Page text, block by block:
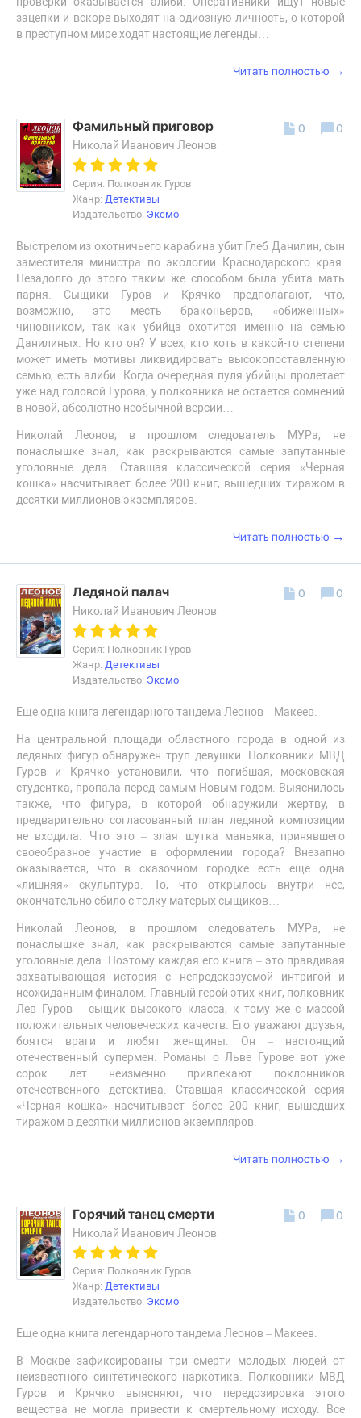
зацепки и вскоре выходят на одиозную личность, о которой
в преступном мире ходят настоящие легенды…
Читать полностью →
Фамильный приговор
Николай Иванович Леонов
Серия: Полковник Гуров
Жанр: Детективы
Издательство: Эксмо
Выстрелом из охотничьего карабина убит Глеб Данилин, сын
заместителя министра по экологии Краснодарского края.
Незадолго до этого таким же способом была убита мать
парня. Сыщики Гуров и Крячко предполагают, что,
возможно, это месть браконьеров, «обиженных»
чиновником, так как убийца охотится именно на семью
Данилиных. Но кто он? У всех, кто хоть в какой-то степени
может иметь мотивы ликвидировать высокопоставленную
семью, есть алиби. Когда очередная пуля убийцы пролетает
уже над головой Гурова, у полковника не остается сомнений
в новой, абсолютно необычной версии…
Николай Леонов, в прошлом следователь МУРа, не
понаслышке знал, как раскрываются самые запутанные
уголовные дела. Ставшая классической серия «Черная
кошка» насчитывает более 200 книг, вышедших тиражом в
десятки миллионов экземпляров.
0 0
Читать полностью →
Ледяной палач
Николай Иванович Леонов
Серия: Полковник Гуров
Жанр: Детективы
Издательство: Эксмо
Еще одна книга легендарного тандема Леонов – Макеев.
На центральной площади областного города в одной из
ледяных фигур обнаружен труп девушки. Полковники МВД
Гуров и Крячко установили, что погибшая, московская
студентка, пропала перед самым Новым годом. Выяснилось
также, что фигура, в которой обнаружили жертву, в
предварительно согласованный план ледяной композиции
не входила. Что это – злая шутка маньяка, принявшего
своеобразное участие в оформлении города? Внезапно
оказывается, что в сказочном городке есть еще одна
«лишняя» скульптура. То, что открылось внутри нее,
окончательно сбило с толку матерых сыщиков…
Николай Леонов, в прошлом следователь МУРа, не
понаслышке знал, как раскрываются самые запутанные
уголовные дела. Поэтому каждая его книга – это правдивая
захватывающая история с непредсказуемой интригой и
неожиданным финалом. Главный герой этих книг, полковник
Лев Гуров – сыщик высокого класса, к тому же с массой
положительных человеческих качеств. Его уважают друзья,
боятся враги и любят женщины. Он – настоящий
отечественный супермен. Романы о Льве Гурове вот уже
сорок лет неизменно привлекают поклонников
отечественного детектива. Ставшая классической серия
«Черная кошка» насчитывает более 200 книг, вышедших
тиражом в десятки миллионов экземпляров.
0 0
Читать полностью →
Горячий танец смерти
Николай Иванович Леонов
Серия: Полковник Гуров
Жанр: Детективы
Издательство: Эксмо
Еще одна книга легендарного тандема Леонов – Макеев.
В Москве зафиксированы три смерти молодых людей от
неизвестного синтетического наркотика. Полковники МВД
Гуров и Крячко выясняют, что передозировка этого
вещества не могла привести к смертельному исходу. Все
0 0